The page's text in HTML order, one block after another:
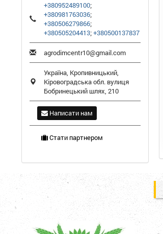
+380952489100;
+380981763036;
+380506279866;
+380505204413;+380500137837
agrodimcentr10@gmail.com
Україна, Кропивницький,
Кіровоградська обл. вулиця
Бобринецький шлях, 210
Написати нам
Стати партнером